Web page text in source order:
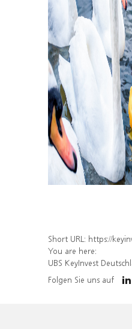
Short URL: https://keyinvest-
You are here:
UBS KeyInvest
Folgen Sie uns auf